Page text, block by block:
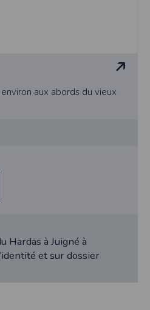
aux abords du vieux
Hardas à Juigné à
et sur dossier
il est
app